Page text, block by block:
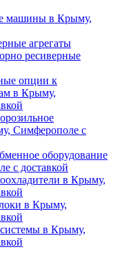
машины в Крыму,
агрегаты
ресиверные
опции к
в Крыму,
Симферополе с
оборудование
с доставкой
в Крыму,
в Крыму,
в Крыму,